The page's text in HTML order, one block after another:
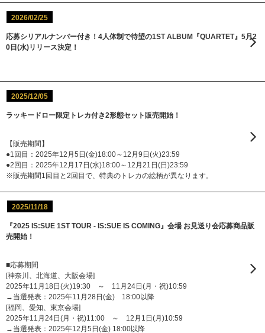
2026/02/25
応募シリアルナンバー付き！4人体制で待望の1ST ALBUM『QUARTET』5月2
0日(水)リリース決定！
2025/12/05
ラッキードロー限定トレカ付き2形態セット販売開始！
【販売期間】
●1回目：2025年12月5日(金)18:00～12月9日(火)23:59
●2回目：2025年12月17日(水)18:00～12月21日(日)23:59
※販売期間1回目と2回目で、特典のトレカの絵柄が異なります。
2025/11/18
『2025 IS:SUE 1ST TOUR - IS:SUE IS COMING』会場 お見送り会応募商品販
売開始！
■応募期間
[神奈川、北海道、大阪会場]
2025年11月18日(火)19:30 ～ 11月24日(月・祝)10:59
→当選発表：2025年11月28日(金) 18:00以降
[福岡、愛知、東京会場]
2025年11月24日(月・祝)11:00 ～ 12月1日(月)10:59
→当選発表：2025年12月5日(金) 18:00以降